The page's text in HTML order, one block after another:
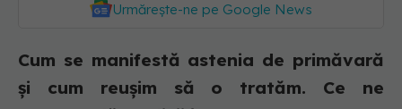
Urmărește-ne pe Google News
Cum se manifestă astenia de primăvară
și cum reușim să o tratăm. Ce ne